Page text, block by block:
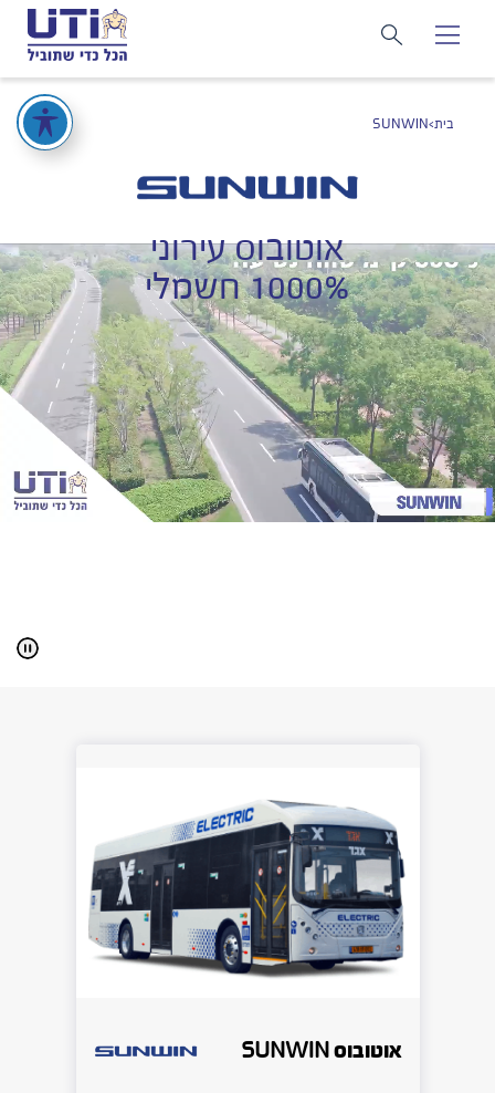
בית>
SUNWIN
אוטובוס עירוני
1000% חשמלי
אוטובוס SUNWIN